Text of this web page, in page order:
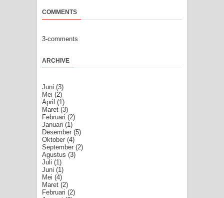
COMMENTS
3-comments
ARCHIVE
Juni (3)
Mei (2)
April (1)
Maret (3)
Februari (2)
Januari (1)
Desember (5)
Oktober (4)
September (2)
Agustus (3)
Juli (1)
Juni (1)
Mei (4)
Maret (2)
Februari (2)